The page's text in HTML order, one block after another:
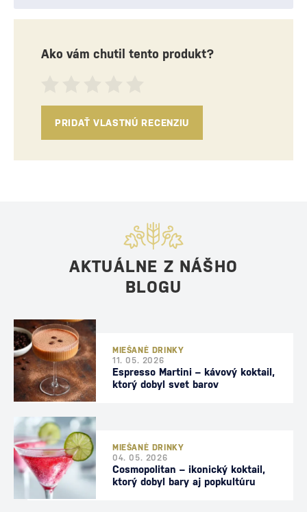
Ako vám chutil tento produkt?
PRIDAŤ VLASTNÚ RECENZIU
AKTUÁLNE Z NÁŠHO
BLOGU
MIEŠANÉ DRINKY
11. 05. 2026
Espresso Martini – kávový koktail,
ktorý dobyl svet barov
MIEŠANÉ DRINKY
04. 05. 2026
Cosmopolitan – ikonický koktail,
ktorý dobyl bary aj popkultúru